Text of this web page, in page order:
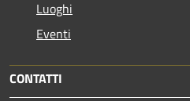
Luoghi
Eventi
CONTATTI